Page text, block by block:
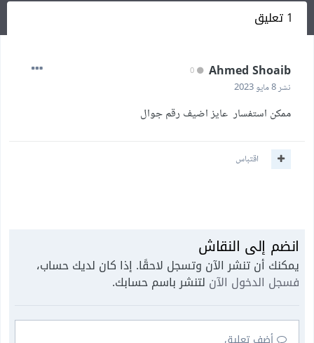
1 تعليق
Ahmed Shoaib
نشر8 مايو 2023
ممكن استفسار عايز اضيف رقم جوال
اقتباس
انضم إلى النقاش
يمكنك أن تنشر الآن وتسجل لاحقًا. إذا كان لديك حساب،
فسجل الدخول الآن لتنشر باسم حسابك.